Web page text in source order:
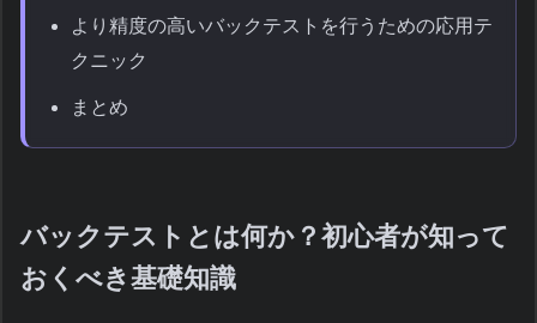
より精度の高いバックテストを行うための応用テ
クニック
まとめ
バックテストとは何か？初心者が知って
おくべき基礎知識